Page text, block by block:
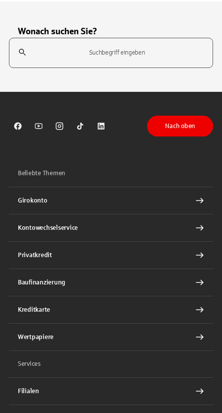
Wonach suchen Sie?
Suchfeld
Sparkasse auf Facebook
Sparkasse auf Youtube
Sparkasse auf Instagram
Sparkasse auf TikTok
Sparkasse auf LinkedIn
Nach oben
Beliebte Themen
Girokonto
Kontowechselservice
Privatkredit
Baufinanzierung
Kreditkarte
Wertpapiere
Services
Filialen